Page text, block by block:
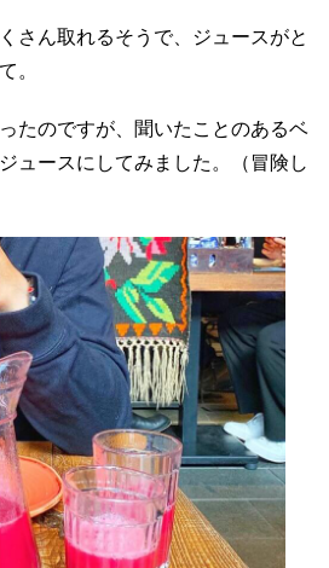
さん取れるそうで、ジュースがと
。
たのですが、聞いたことのあるベ
ュースにしてみました。（冒険し